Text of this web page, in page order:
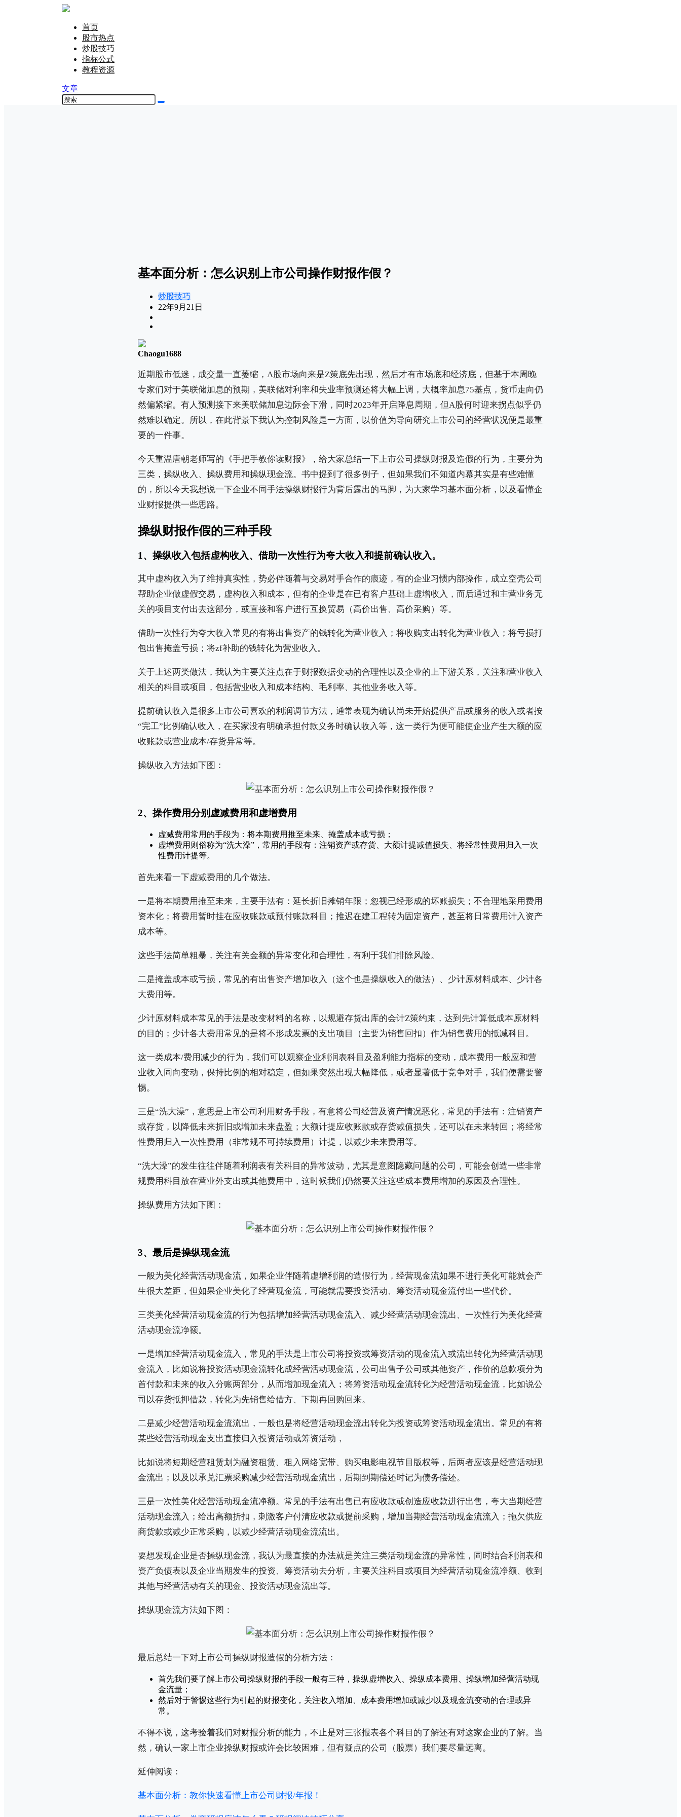
首页
股市热点
炒股技巧
指标公式
教程资源
文章
基本面分析：怎么识别上市公司操作财报作假？
炒股技巧
22年9月21日
Chaogu1688
近期股市低迷，成交量一直萎缩，A股市场向来是Z策底先出现，然后才有市场底和经济底，但基于本周晚
专家们对于美联储加息的预期，美联储对利率和失业率预测还将大幅上调，大概率加息75基点，货币走向仍
然偏紧缩。有人预测接下来美联储加息边际会下滑，同时2023年开启降息周期，但A股何时迎来拐点似乎仍
然难以确定。所以，在此背景下我认为控制风险是一方面，以价值为导向研究上市公司的经营状况便是最重
要的一件事。
今天重温唐朝老师写的《手把手教你读财报》，给大家总结一下上市公司操纵财报及造假的行为，主要分为
三类，操纵收入、操纵费用和操纵现金流。书中提到了很多例子，但如果我们不知道内幕其实是有些难懂
的，所以今天我想说一下企业不同手法操纵财报行为背后露出的马脚，为大家学习基本面分析，以及看懂企
业财报提供一些思路。
操纵财报作假的三种手段
1、操纵收入包括虚构收入、借助一次性行为夸大收入和提前确认收入。
其中虚构收入为了维持真实性，势必伴随着与交易对手合作的痕迹，有的企业习惯内部操作，成立空壳公司
帮助企业做虚假交易，虚构收入和成本，但有的企业是在已有客户基础上虚增收入，而后通过和主营业务无
关的项目支付出去这部分，或直接和客户进行互换贸易（高价出售、高价采购）等。
借助一次性行为夸大收入常见的有将出售资产的钱转化为营业收入；将收购支出转化为营业收入；将亏损打
包出售掩盖亏损；将zf补助的钱转化为营业收入。
关于上述两类做法，我认为主要关注点在于财报数据变动的合理性以及企业的上下游关系，关注和营业收入
相关的科目或项目，包括营业收入和成本结构、毛利率、其他业务收入等。
提前确认收入是很多上市公司喜欢的利润调节方法，通常表现为确认尚未开始提供产品或服务的收入或者按
“完工”比例确认收入，在买家没有明确承担付款义务时确认收入等，这一类行为便可能使企业产生大额的应
收账款或营业成本/存货异常等。
操纵收入方法如下图：
2、操作费用分别虚减费用和虚增费用
虚减费用常用的手段为：将本期费用推至未来、掩盖成本或亏损；
虚增费用则俗称为“洗大澡”，常用的手段有：注销资产或存货、大额计提减值损失、将经常性费用归入一次
性费用计提等。
首先来看一下虚减费用的几个做法。
一是将本期费用推至未来，主要手法有：延长折旧摊销年限；忽视已经形成的坏账损失；不合理地采用费用
资本化；将费用暂时挂在应收账款或预付账款科目；推迟在建工程转为固定资产，甚至将日常费用计入资产
成本等。
这些手法简单粗暴，关注有关金额的异常变化和合理性，有利于我们排除风险。
二是掩盖成本或亏损，常见的有出售资产增加收入（这个也是操纵收入的做法）、少计原材料成本、少计各
大费用等。
少计原材料成本常见的手法是改变材料的名称，以规避存货出库的会计Z策约束，达到先计算低成本原材料
的目的；少计各大费用常见的是将不形成发票的支出项目（主要为销售回扣）作为销售费用的抵减科目。
这一类成本/费用减少的行为，我们可以观察企业利润表科目及盈利能力指标的变动，成本费用一般应和营
业收入同向变动，保持比例的相对稳定，但如果突然出现大幅降低，或者显著低于竞争对手，我们便需要警
惕。
三是“洗大澡”，意思是上市公司利用财务手段，有意将公司经营及资产情况恶化，常见的手法有：注销资产
或存货，以降低未来折旧或增加未来盘盈；大额计提应收账款或存货减值损失，还可以在未来转回；将经常
性费用归入一次性费用（非常规不可持续费用）计提，以减少未来费用等。
“洗大澡”的发生往往伴随着利润表有关科目的异常波动，尤其是意图隐藏问题的公司，可能会创造一些非常
规费用科目放在营业外支出或其他费用中，这时候我们仍然要关注这些成本费用增加的原因及合理性。
操纵费用方法如下图：
3、最后是操纵现金流
一般为美化经营活动现金流，如果企业伴随着虚增利润的造假行为，经营现金流如果不进行美化可能就会产
生很大差距，但如果企业美化了经营现金流，可能就需要投资活动、筹资活动现金流付出一些代价。
三类美化经营活动现金流的行为包括增加经营活动现金流入、减少经营活动现金流出、一次性行为美化经营
活动现金流净额。
一是增加经营活动现金流入，常见的手法是上市公司将投资或筹资活动的现金流入或流出转化为经营活动现
金流入，比如说将投资活动现金流转化成经营活动现金流，公司出售子公司或其他资产，作价的总款项分为
首付款和未来的收入分账两部分，从而增加现金流入；将筹资活动现金流转化为经营活动现金流，比如说公
司以存货抵押借款，转化为先销售给借方、下期再回购回来。
二是减少经营活动现金流流出，一般也是将经营活动现金流出转化为投资或筹资活动现金流出。常见的有将
某些经营活动现金支出直接归入投资活动或筹资活动，
比如说将短期经营租赁划为融资租赁、租入网络宽带、购买电影电视节目版权等，后两者应该是经营活动现
金流出；以及以承兑汇票采购减少经营活动现金流出，后期到期偿还时记为债务偿还。
三是一次性美化经营活动现金流净额。常见的手法有出售已有应收款或创造应收款进行出售，夸大当期经营
活动现金流入；给出高额折扣，刺激客户付清应收款或提前采购，增加当期经营活动现金流流入；拖欠供应
商货款或减少正常采购，以减少经营活动现金流流出。
要想发现企业是否操纵现金流，我认为最直接的办法就是关注三类活动现金流的异常性，同时结合利润表和
资产负债表以及企业当期发生的投资、筹资活动去分析，主要关注科目或项目为经营活动现金流净额、收到
其他与经营活动有关的现金、投资活动现金流出等。
操纵现金流方法如下图：
最后总结一下对上市公司操纵财报造假的分析方法：
首先我们要了解上市公司操纵财报的手段一般有三种，操纵虚增收入、操纵成本费用、操纵增加经营活动现
金流量；
然后对于警惕这些行为引起的财报变化，关注收入增加、成本费用增加或减少以及现金流变动的合理或异
常。
不得不说，这考验着我们对财报分析的能力，不止是对三张报表各个科目的了解还有对这家企业的了解。当
然，确认一家上市企业操纵财报或许会比较困难，但有疑点的公司（股票）我们要尽量远离。
延伸阅读：
基本面分析：教你快速看懂上市公司财报/年报！